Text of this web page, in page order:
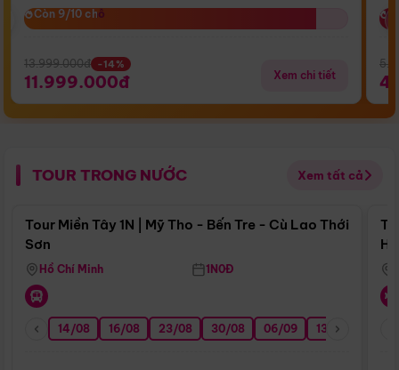
Còn 9/10 chỗ
Còn 9/10 chỗ
13.999.000đ -14%
11.999.000đ Xem chi tiết
TOUR TRONG NƯỚC Xem tất cả
Điểm nổi bật
Tour Miền Tây 1N | Mỹ Tho - Bến Tre - Cù Lao Thới
Sơn
Hồ Chí Minh 1N0Đ
14/08 16/08 23/08 30/08 06/09 13/09